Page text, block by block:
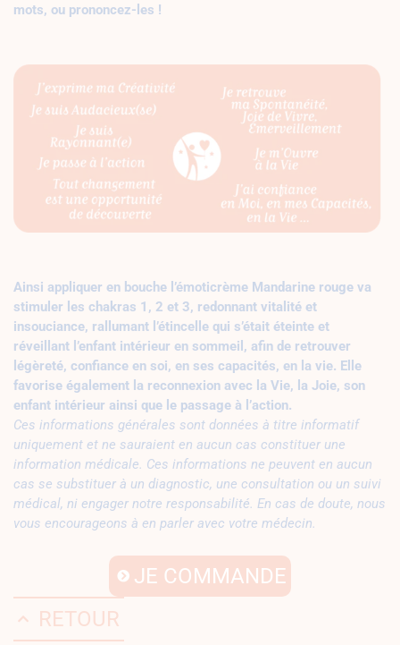
mots, ou prononcez-les !
Ainsi appliquer en bouche l’émoticrème Mandarine rouge va
stimuler les chakras 1, 2 et 3, redonnant vitalité et
insouciance, rallumant l’étincelle qui s’était éteinte et
réveillant l’enfant intérieur en sommeil, afin de retrouver
légèreté, confiance en soi, en ses capacités, en la vie. Elle
favorise également la reconnexion avec la Vie, la Joie, son
enfant intérieur ainsi que le passage à l’action.
Ces informations générales sont données à titre informatif
uniquement et ne sauraient en aucun cas constituer une
information médicale. Ces informations ne peuvent en aucun
cas se substituer à un diagnostic, une consultation ou un suivi
médical, ni engager notre responsabilité. En cas de doute, nous
vous encourageons à en parler avec votre médecin.
JE COMMANDE
RETOUR